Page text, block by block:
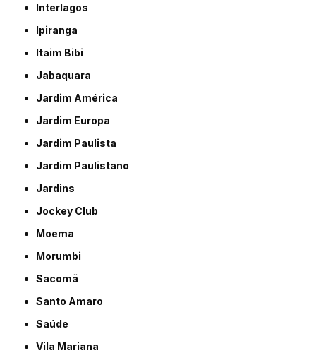
Interlagos
Ipiranga
Itaim Bibi
Jabaquara
Jardim América
Jardim Europa
Jardim Paulista
Jardim Paulistano
Jardins
Jockey Club
Moema
Morumbi
Sacomã
Santo Amaro
Saúde
Vila Mariana